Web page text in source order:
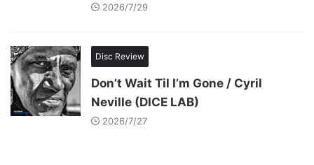
2026/7/29
Disc Review
Don’t Wait Til I’m Gone / Cyril
Neville (DICE LAB)
2026/7/27